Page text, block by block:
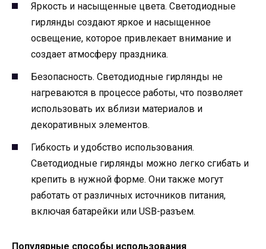
Яркость и насыщенные цвета. Светодиодные
гирлянды создают яркое и насыщенное
освещение, которое привлекает внимание и
создает атмосферу праздника.
Безопасность. Светодиодные гирлянды не
нагреваются в процессе работы, что позволяет
использовать их вблизи материалов и
декоративных элементов.
Гибкость и удобство использования.
Светодиодные гирлянды можно легко сгибать и
крепить в нужной форме. Они также могут
работать от различных источников питания,
включая батарейки или USB-разъем.
Популярные способы использования